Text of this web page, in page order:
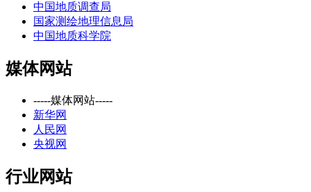
中国地质调查局
国家测绘地理信息局
中国地质科学院
媒体网站
-----媒体网站-----
新华网
人民网
央视网
行业网站